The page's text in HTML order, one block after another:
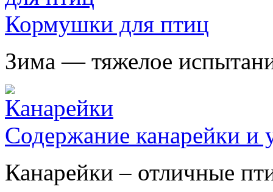
Кормушки для птиц
Зима — тяжелое
Содержание канарейки и
Канарейки – отличные